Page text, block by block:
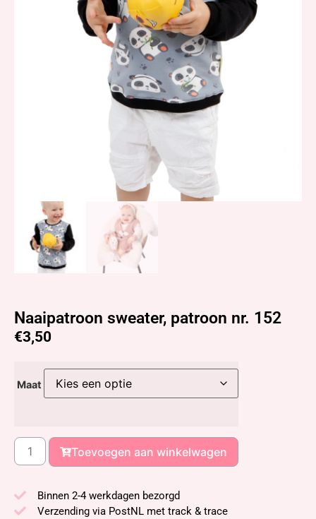
Naaipatroon sweater, patroon nr. 152
€3,50
Maat
Toevoegen aan winkelwagen
Binnen 2-4 werkdagen bezorgd
Verzending via PostNL met track & trace